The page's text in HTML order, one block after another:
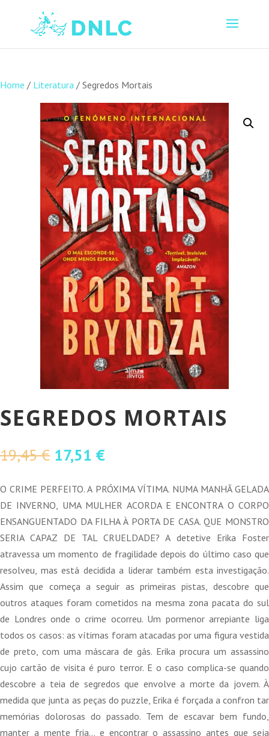
Home / Literatura / Segredos Mortais
SEGREDOS MORTAIS
19,45€ O
original
era:
19,45 €.
17,51 €O
atual
é:
17,51 €.
O CRIME PERFEITO. A PRÓXIMA VÍTIMA. NUMA MANHÃ GELADA
DE INVERNO, UMA MULHER ACORDA E ENCONTRA O CORPO
ENSANGUENTADO DA FILHA À PORTA DE CASA. QUE MONSTRO
SERIA CAPAZ DE TAL CRUELDADE? A detetive Erika Foster
atravessa um momento de fragilidade depois do último caso que
resolveu, mas está decidida a liderar também esta investigação.
Assim que começa a seguir as primeiras pistas, descobre que
outros ataques foram cometidos na mesma zona pacata do sul
de Londres onde o crime ocorreu. Um pormenor arrepiante liga
todos os casos: as vítimas foram atacadas por uma figura vestida
de preto, com uma máscara de gás. Erika procura um assassino
cujo cartão de visita é puro terror. E o caso complica-se quando
descobre a teia de segredos que envolve a morte da jovem. À
medida que junta as peças do puzzle, Erika é forçada a confron tar
memórias dolorosas do passado. Tem de escavar bem fundo,
manter a mente fria… e encontrar o assassino antes que seja